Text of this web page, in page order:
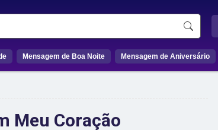
Mensagem de Boa Noite Mensagem de Aniversário
Meu Coração